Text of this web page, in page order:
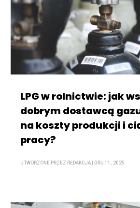
LPG w rolnictwie: jak
dobrym dostawcą
na koszty produkcji i
pracy?
UTWORZONE PRZEZ REDAKCJA GRU 11, 2025